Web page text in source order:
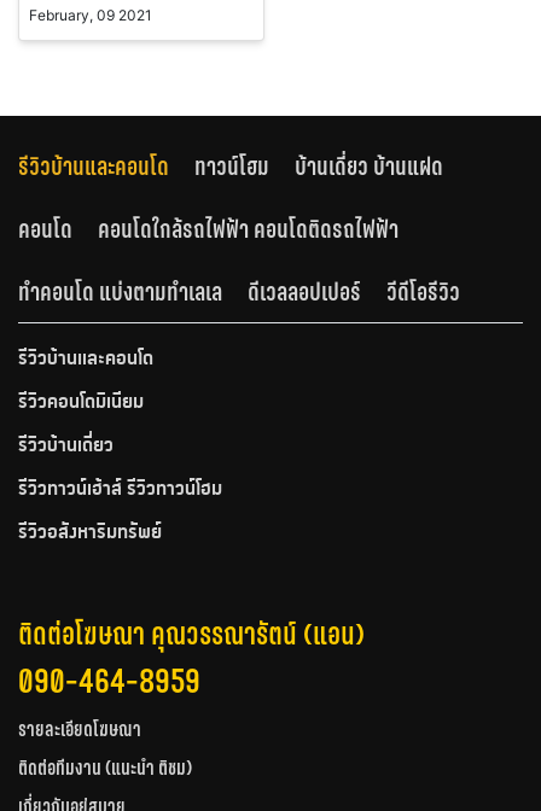
February, 09 2021
รีวิวบ้านและคอนโด ทาวน์โฮม
บ้านเดี่ยว บ้านแฝด
คอนโด
คอนโดใกล้รถไฟฟ้า คอนโดติดรถไฟฟ้า
ทำคอนโด แบ่งตามทำเลเล
ดีเวลลอปเปอร์ วีดีโอรีวิว
รีวิวบ้านและคอนโด
รีวิวคอนโดมิเนียม
รีวิวบ้านเดี่ยว
รีวิวทาวน์เฮ้าส์ รีวิวทาวน์โฮม
รีวิวอสังหาริมทรัพย์
ติดต่อโฆษณา คุณวรรณารัตน์ (แอน)
090-464-8959
รายละเอียดโฆษณา
ติดต่อทีมงาน (แนะนำ ติชม)